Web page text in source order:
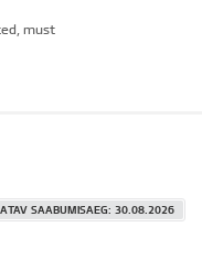
must
SAABUMISAEG: 30.08.2026